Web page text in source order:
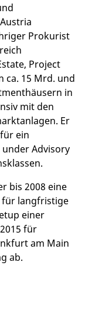
Prokurist
Project
ca. 15 Mrd. und
in
mit den
Er
ein
Advisory
bis 2008 eine
langfristige
einer
für
am Main
ab.